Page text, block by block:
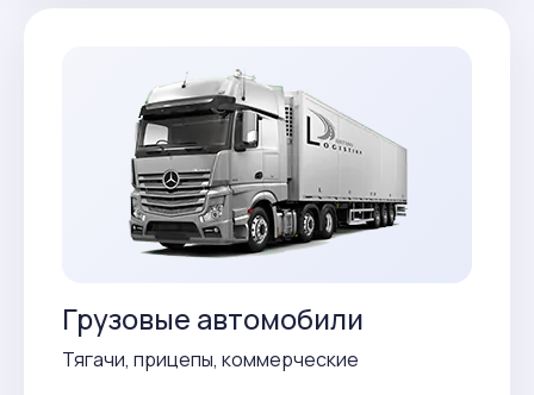
Грузовые автомобили
Тягачи, прицепы, коммерческие